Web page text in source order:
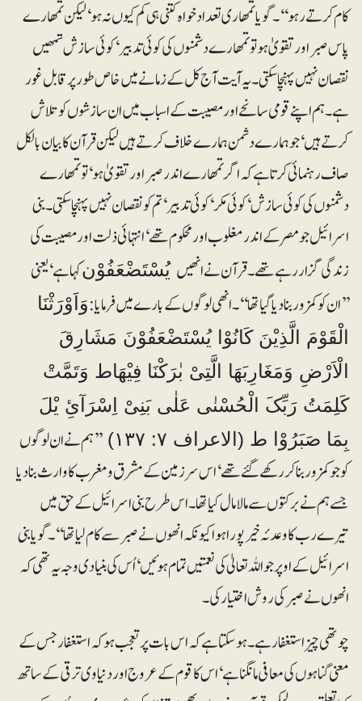
کام کرتے رہو‘‘۔ گویا تمھاری تعداد خواہ کتنی ہی کم کیوں نہ ہو‘ لیکن تمھارے
پاس صبر اور تقویٰ ہو تو تمھارے دشمنوں کی کوئی تدبیر‘ کوئی سازش تمھیں
نقصان نہیں پہنچا سکتی۔ یہ آیت آج کل کے زمانے میں خاص طور پر قابل غور
ہے۔ ہم اپنے قومی سانحے اورمصیبت کے اسباب میں ان سازشوں کو تلاش
کرتے ہیں‘ جو ہمارے دشمن ہمارے خلاف کرتے ہیں لیکن قرآن کا بیان بالکل
صاف رہنمائی کرتا ہے کہ اگر تمھارے اندر صبر اور تقویٰ ہو‘ تو تمھارے
دشمنوں کی کوئی سازش‘ کوئی مکر‘ کوئی تدبیر‘ تم کو نقصان نہیں پہنچا سکتی۔ بنی
اسرائیل جو مصر کے اندر مغلوب اور محکوم تھے‘ انتہائی ذلت اور مصیبت کی
زندگی گزار رہے تھے۔ قرآن نے انھیںیُسْتَضْعَفُوْنکہا ہے‘ یعنی
’’ان کو کمزور بنا دیا گیا تھا‘‘۔انھی لوگوں کے بارے میں فرمایا:وَاَوْرَثْنَا
الْقَوْمَ الَّذِیْنَ کَانُوْا یُسْتَضْعَفُوْنَ مَشَارِقَ
الْاَرْضِ وَمَغَارِبَھَا الَّتِیْ بٰرَکْنَا فِیْھَاط وَتَمَّتْ
کَلِمَتُ رَبِّکَ الْحُسْنٰی عَلٰی بَنِیْ اِسْرَآئِ یْلَ
بِمَا صَبَرُوْا ط (الاعراف ۷: ۱۳۷)
’’ہم نے ان لوگوں
کو جو کمزور بنا کر رکھے گئے تھے‘ اس سرزمین کے مشرق و مغرب کا وارث بنا دیا
جسے ہم نے برکتوں سے مالا مال کیا تھا۔ اس طرح بنی اسرائیل کے حق میں
تیرے رب کا وعدئہ خیر پورا ہوا کیونکہ انھوں نے صبر سے کام لیا تھا‘‘۔ گویا بنی
اسرائیل کے اوپر جو اللہ تعالیٰ کی نعمتیں تمام ہوئیں‘ اُس کی بنیادی وجہ یہ تھی کہ
انھوں نے صبر کی روش اختیار کی۔
چوتھی چیز استغفار ہے۔ ہو سکتا ہے کہ اس بات پر تعجب ہو کہ استغفار جس کے
معنی گناہوں کی معافی مانگنا ہے‘ اس کا قوم کے عروج اور دنیاوی ترقی کے ساتھ